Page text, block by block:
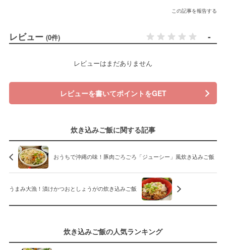
この記事を報告する
レビュー (0件) -
レビューはまだありません
レビューを書いてポイントをGET
炊き込みご飯に関する記事
おうちで沖縄の味！豚肉ごろごろ「ジューシー」風炊き込みご飯
うまみ大漁！漬けかつおとしょうがの炊き込みご飯
炊き込みご飯の人気ランキング